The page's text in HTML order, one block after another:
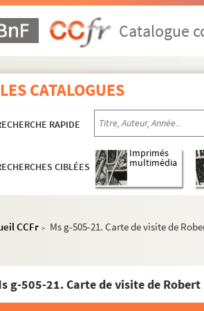
Catalogue
LES CATALOGUES
RAPIDE
CIBLÉES
Imprimés
multimédia
CCFr > Ms g-505-21. Carte de visite de
g-505-21. Carte de visite de
Francis Yard
Edmond Spalikowski
Ms p-240 . Ensemble de lettres
Ms p-243. Billet autographe signé de
Ms p-244. Billet autographe signé de
Ms p-245. Lettre autographe signée de
Ms p-247. Lettre autographe signée
Ms p-248. Lettre autographe signée de
Ms m-341. Lettre autographe signée du
Ms m-342. Lettre autographe signée de